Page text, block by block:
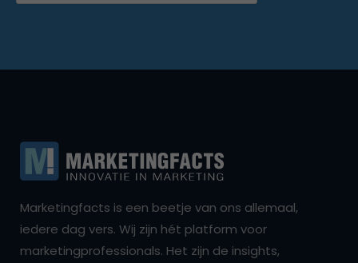
Marketingfacts is een beetje van ons allemaal,
iedere dag vers. Wij zijn hét platform voor
marketingprofessionals. Het zijn de insights,